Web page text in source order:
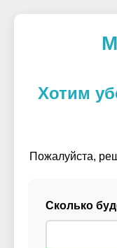
Хотим
Пожалуйста,
Сколько